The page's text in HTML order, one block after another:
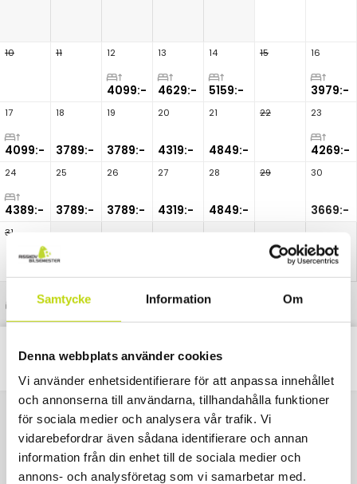
Samtycke Information Om
Denna webbplats använder cookies
Vi använder enhetsidentifierare för att anpassa innehållet
och annonserna till användarna, tillhandahålla funktioner
för sociala medier och analysera vår trafik. Vi
vidarebefordrar även sådana identifierare och annan
information från din enhet till de sociala medier och
annons- och analysföretag som vi samarbetar med.
10 11 12
4099:-
13
4629:-
14
5159:-
15 16
3979:-
17
4099:-
18
3789:-
19
3789:-
20
4319:-
21
4849:-
22 23
4269:-
24
4389:-
25
3789:-
26
3789:-
27
4319:-
28
4849:-
29 30
3669:-
31
Uppgraderad rumstyp
Paket
Classic
Kontakta oss
040 611 6130